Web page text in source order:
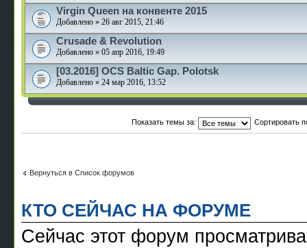
Virgin Queen на конвенте 2015
Добавлено » 26 авг 2015, 21:46
Crusade & Revolution
Добавлено » 05 апр 2016, 19:49
[03.2016] OCS Baltic Gap. Polotsk
Добавлено » 24 мар 2016, 13:52
Показать темы за: Сортировать
Вернуться в Список форумов
КТО СЕЙЧАС НА ФОРУМЕ
Сейчас этот форум